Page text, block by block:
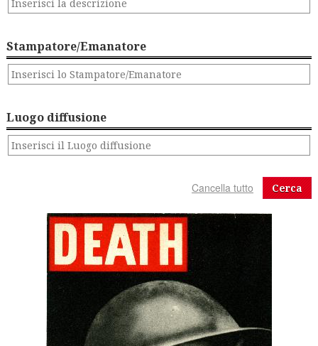
Stampatore/Emanatore
Luogo diffusione
Cerca